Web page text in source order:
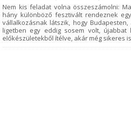
Nem kis feladat volna összeszámolni:
hány különböző fesztivált rendeznek
vállalkozásnak látszik, hogy Budapesten,
ligetben egy eddig sosem volt, újabbat
előkészületekből ítélve, akár még sikeres